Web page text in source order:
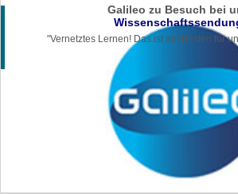
Galileo zu Besuch bei
"Vernetztes Lernen! Das ist am Besten für